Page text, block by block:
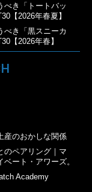
べき「トートバッ
【2026年春夏】
べき「黒スニーカ
【2026年春】
産のおかしな関係
のペアリング｜マ
ベート・アワーズ。
Academy